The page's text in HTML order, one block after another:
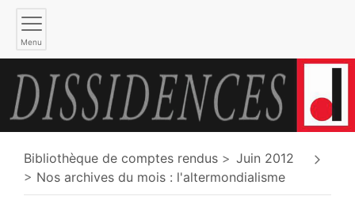
Menu
Bibliothèque de comptes rendus
Juin 2012
Nos archives du mois : l'altermondialisme